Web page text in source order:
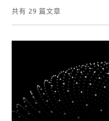
共有 29 篇文章